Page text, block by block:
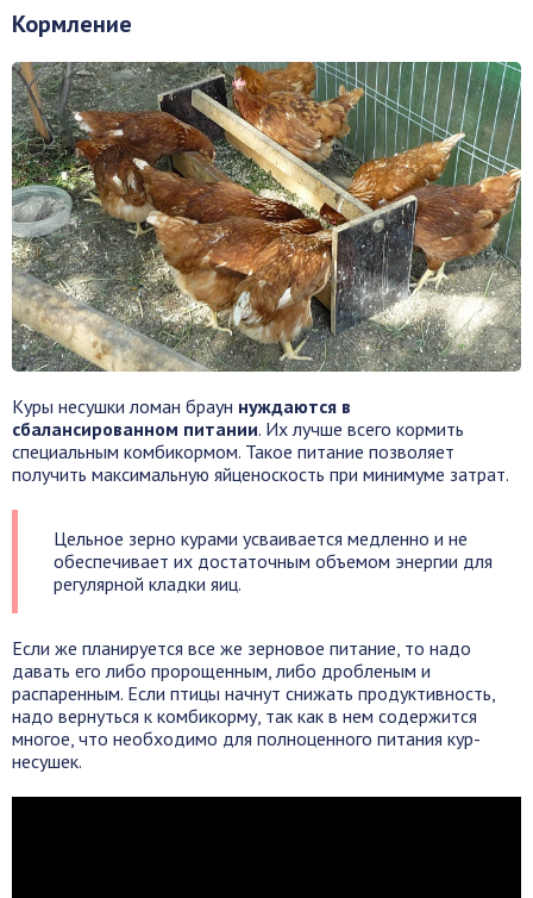
Кормление
Куры несушки ломан браун нуждаются в
сбалансированном питании. Их лучше всего кормить
специальным комбикормом. Такое питание позволяет
получить максимальную яйценоскость при минимуме затрат.
Цельное зерно курами усваивается медленно и не
обеспечивает их достаточным объемом энергии для
регулярной кладки яиц.
Если же планируется все же зерновое питание, то надо
давать его либо пророщенным, либо дробленым и
распаренным. Если птицы начнут снижать продуктивность,
надо вернуться к комбикорму, так как в нем содержится
многое, что необходимо для полноценного питания кур-
несушек.